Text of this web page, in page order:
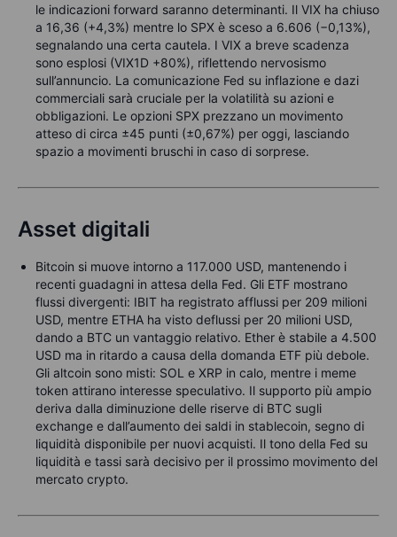
le indicazioni forward saranno determinanti. Il VIX ha chiuso
a 16,36 (+4,3%) mentre lo SPX è sceso a 6.606 (−0,13%),
segnalando una certa cautela. I VIX a breve scadenza
sono esplosi (VIX1D +80%), riflettendo nervosismo
sull’annuncio. La comunicazione Fed su inflazione e dazi
commerciali sarà cruciale per la volatilità su azioni e
obbligazioni. Le opzioni SPX prezzano un movimento
atteso di circa ±45 punti (±0,67%) per oggi, lasciando
spazio a movimenti bruschi in caso di sorprese.
Asset digitali
Bitcoin si muove intorno a 117.000 USD, mantenendo i
recenti guadagni in attesa della Fed. Gli ETF mostrano
flussi divergenti: IBIT ha registrato afflussi per 209 milioni
USD, mentre ETHA ha visto deflussi per 20 milioni USD,
dando a BTC un vantaggio relativo. Ether è stabile a 4.500
USD ma in ritardo a causa della domanda ETF più debole.
Gli altcoin sono misti: SOL e XRP in calo, mentre i meme
token attirano interesse speculativo. Il supporto più ampio
deriva dalla diminuzione delle riserve di BTC sugli
exchange e dall’aumento dei saldi in stablecoin, segno di
liquidità disponibile per nuovi acquisti. Il tono della Fed su
liquidità e tassi sarà decisivo per il prossimo movimento del
mercato crypto.